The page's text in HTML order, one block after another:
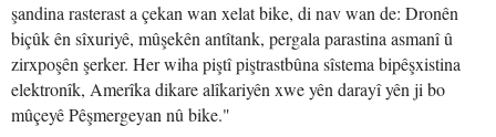
şandina rasterast a çekan wan xelat bike, di nav wan de: Dronên
biçûk ên sîxuriyê, mûşekên antîtank, pergala parastina asmanî û
zirxpoşên şerker. Her wiha piştî piştrastbûna sîstema bipêşxistina
elektronîk, Amerîka dikare alîkariyên xwe yên darayî yên ji bo
mûçeyê Pêşmergeyan nû bike."